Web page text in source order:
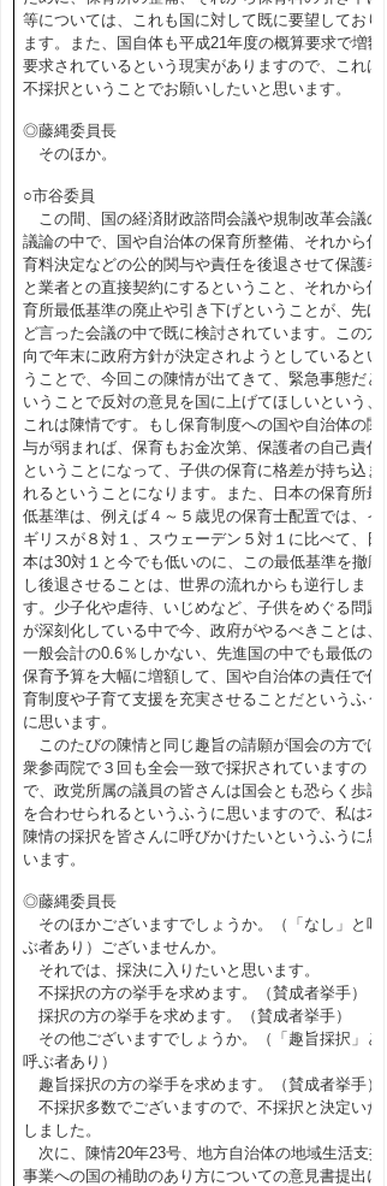
等については、これも国に対して既に要望しており
ます。また、国自体も平成21年度の概算要求で増額
要求されているという現実がありますので、これは
不採択ということでお願いしたいと思います。
◎藤縄委員長
そのほか。
○市谷委員
この間、国の経済財政諮問会議や規制改革会議の
議論の中で、国や自治体の保育所整備、それから保
育料決定などの公的関与や責任を後退させて保護者
と業者との直接契約にするということ、それから保
育所最低基準の廃止や引き下げということが、先ほ
ど言った会議の中で既に検討されています。この方
向で年末に政府方針が決定されようとしているとい
うことで、今回この陳情が出てきて、緊急事態だと
いうことで反対の意見を国に上げてほしいという、
これは陳情です。もし保育制度への国や自治体の関
与が弱まれば、保育もお金次第、保護者の自己責任
ということになって、子供の保育に格差が持ち込ま
れるということになります。また、日本の保育所最
低基準は、例えば４～５歳児の保育士配置では、イ
ギリスが８対１、スウェーデン５対１に比べて、日
本は30対１と今でも低いのに、この最低基準を撤廃
し後退させることは、世界の流れからも逆行しま
す。少子化や虐待、いじめなど、子供をめぐる問題
が深刻化している中で今、政府がやるべきことは、
一般会計の0.6％しかない、先進国の中でも最低の
保育予算を大幅に増額して、国や自治体の責任で保
育制度や子育て支援を充実させることだというふう
に思います。
このたびの陳情と同じ趣旨の請願が国会の方では
衆参両院で３回も全会一致で採択されていますの
で、政党所属の議員の皆さんは国会とも恐らく歩調
を合わせられるというふうに思いますので、私は本
陳情の採択を皆さんに呼びかけたいというふうに思
います。
◎藤縄委員長
そのほかございますでしょうか。（「なし」と呼
ぶ者あり）ございませんか。
それでは、採決に入りたいと思います。
不採択の方の挙手を求めます。（賛成者挙手）
採択の方の挙手を求めます。（賛成者挙手）
その他ございますでしょうか。（「趣旨採択」と
呼ぶ者あり）
趣旨採択の方の挙手を求めます。（賛成者挙手）
不採択多数でございますので、不採択と決定いた
しました。
次に、陳情20年23号、地方自治体の地域生活支援
事業への国の補助のあり方についての意見書提出に